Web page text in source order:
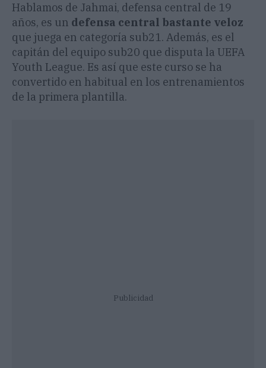
Hablamos de Jahmai, defensa central de 19
años, es un defensa central bastante veloz
que juega en categoría sub21. Además, es el
capitán del equipo sub20 que disputa la UEFA
Youth League. Es así que este curso se ha
convertido en habitual en los entrenamientos
de la primera plantilla.
Publicidad